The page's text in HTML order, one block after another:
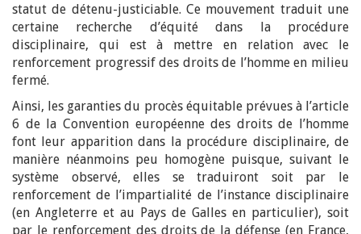
statut de détenu-justiciable. Ce mouvement traduit une
certaine recherche d’équité dans la procédure
disciplinaire, qui est à mettre en relation avec le
renforcement progressif des droits de l’homme en milieu
fermé.
Ainsi, les garanties du procès équitable prévues à l’article
6 de la Convention européenne des droits de l’homme
font leur apparition dans la procédure disciplinaire, de
manière néanmoins peu homogène puisque, suivant le
système observé, elles se traduiront soit par le
renforcement de l’impartialité de l’instance disciplinaire
(en Angleterre et au Pays de Galles en particulier), soit
par le renforcement des droits de la défense (en France,